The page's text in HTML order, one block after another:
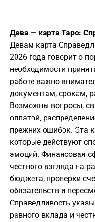
Дева — карта Таро:
Девам карта
2026 года говорит о
необходимости
работе важно
документам, срокам,
Возможны вопросы,
оплатой,
прежних ошибок. Эта
которые действуют
эмоций. Финансовая
честного взгляда на
бюджета, проверки
обязательств и
Справедливость
равного вклада и